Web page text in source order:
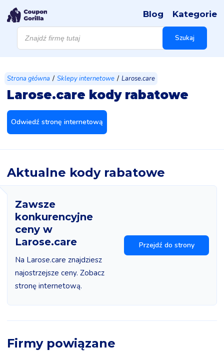
Wyszukiwarka
produktów Szukaj
Blog Kategorie
Strona główna / Sklepy internetowe / Larose.care
Larose.care kody rabatowe
Odwiedź stronę internetową
Aktualne kody rabatowe
Zawsze
konkurencyjne
ceny w
Larose.care
Na Larose.care znajdziesz
najostrzejsze ceny. Zobacz
stronę internetową.
Przejdź do strony
Firmy powiązane